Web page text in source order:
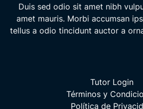
Duis sed odio sit amet nibh
amet mauris. Morbi accumsan
tellus a odio tincidunt auctor a
Tutor Login
Términos y
Política de